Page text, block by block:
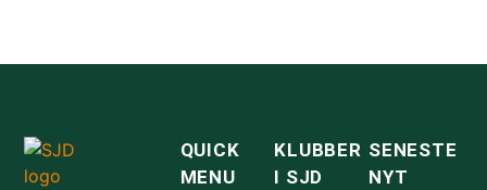
QUICK
MENU
KLUBBER
I SJD
SENESTE
NYT